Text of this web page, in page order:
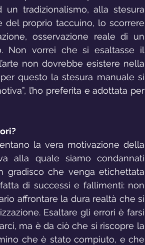
tradizionalismo, alla stesura
del proprio taccuino, lo scorrere
osservazione reale di un
Non vorrei che si esaltasse il
non dovrebbe esistere nella
questo la stesura manuale si
l’ho preferita e adottata per
la vera motivazione della
alla quale siamo condannati
gradisco che venga etichettata
di successi e fallimenti: non
affrontare la dura realtà che si
Esaltare gli errori è farsi
ma è da ciò che si riscopre la
che è stato compiuto, e che